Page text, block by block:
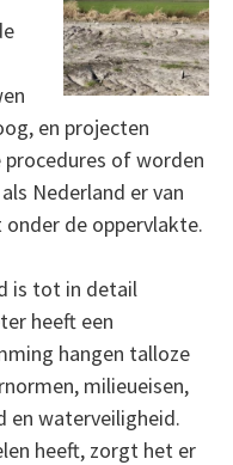
en projecten
procedures of worden
Nederland er van
de oppervlakte.
is tot in detail
heeft een
hangen talloze
milieueisen,
en waterveiligheid.
heeft, zorgt het er